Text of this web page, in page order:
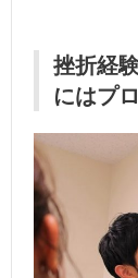
挫折経
にはプ